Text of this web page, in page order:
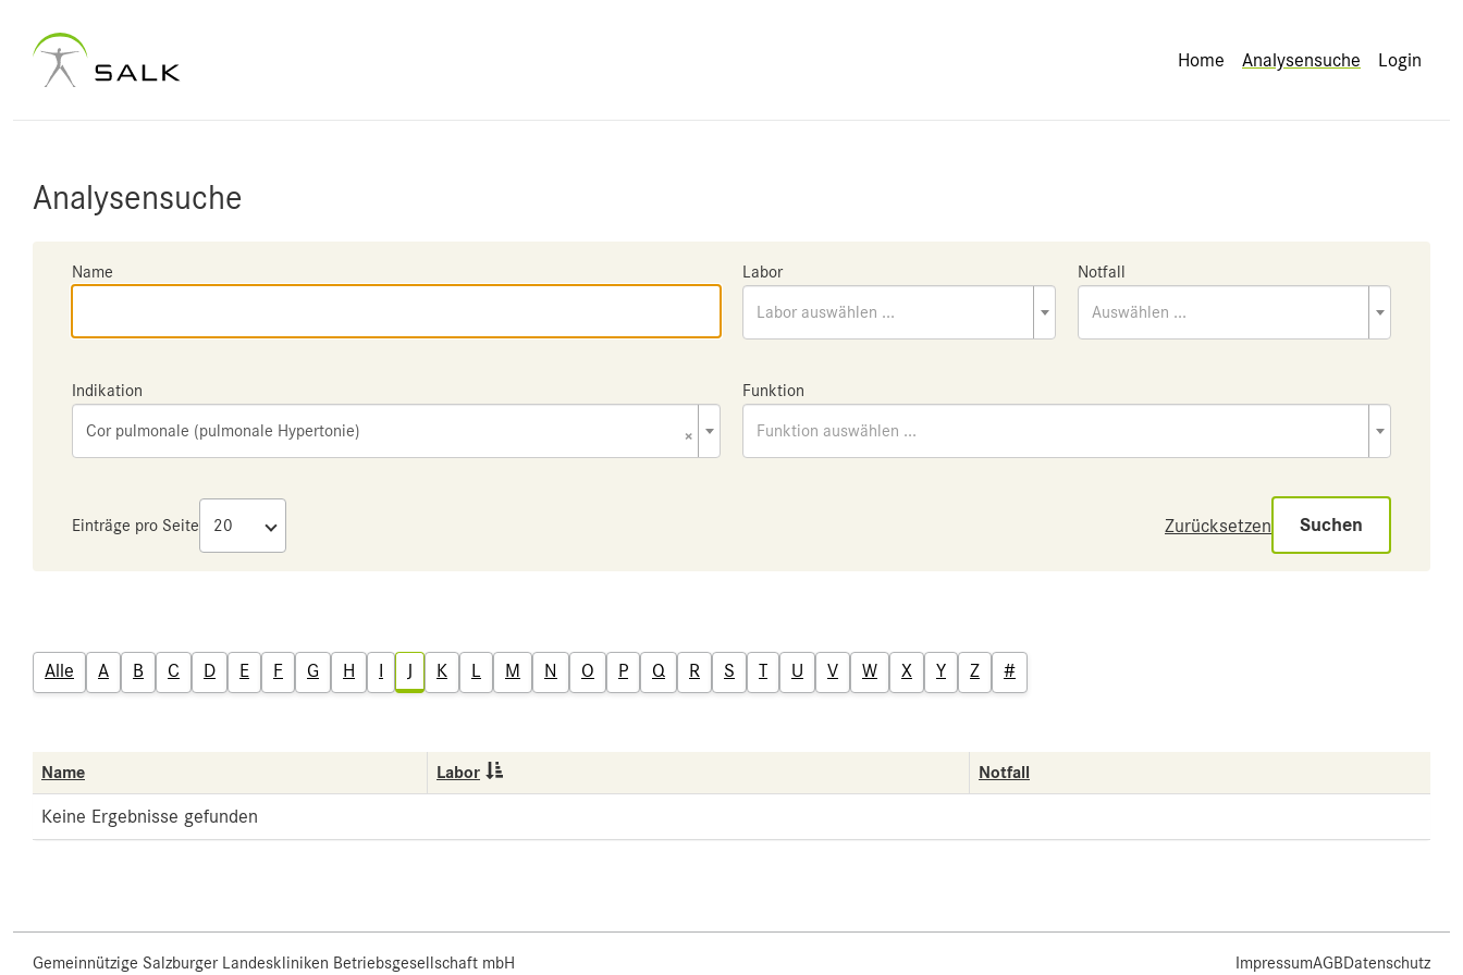
Home Analysensuche Login
Analysensuche
Name Labor
Labor auswählen ...
Notfall
Auswählen ...
Indikation
×
Cor pulmonale (pulmonale Hypertonie)
Funktion
Funktion auswählen ...
Einträge pro Seite Zurücksetzen Suchen
Alle A B C D E F G H I J K L M N O P Q R S T U V W X Y Z #
Name Labor Notfall
Keine Ergebnisse gefunden
Gemeinnützige Salzburger Landeskliniken Betriebsgesellschaft mbH ImpressumAGBDatenschutz